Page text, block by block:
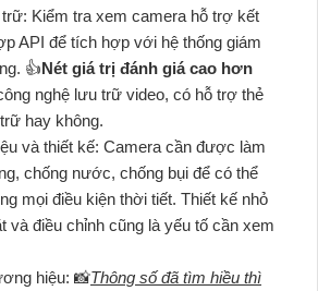
Kiểm tra xem camera hỗ trợ kết
API để tích hợp với hệ thống giám
👍Nét giá trị đánh giá cao hơn
nghệ lưu trữ video, có hỗ trợ thẻ
hay không.
và thiết kế: Camera cần được làm
chống nước, chống bụi để có thể
mọi điều kiện thời tiết. Thiết kế nhỏ
và điều chỉnh cũng là yếu tố cần xem
hiệu: 📸Thông số đã tìm hiều thì